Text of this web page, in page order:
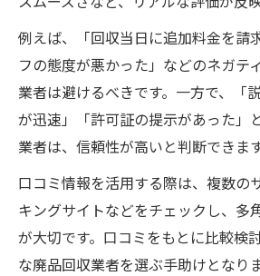
例えば、「回収当日に追加料金を請
フの態度が悪かった」などのネガテ
業者は避けるべきです。一方で、「
が迅速」「許可証の提示があった」
業者は、信頼性が高いと判断できます
口コミ情報を活用する際は、複数の
キングサイトなどをチェックし、多
が大切です。口コミをもとに比較検
な廃品回収業者を選ぶ手助けとなりま